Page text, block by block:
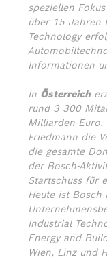
speziellen
über 15 Jahren
Technology
Informationen
In Österreich
rund 3 300
Milliarden Euro.
Friedmann die
die gesamte
der Bosch-
Startschuss für
Heute ist
Industrial
Energy and
Wien, Linz und